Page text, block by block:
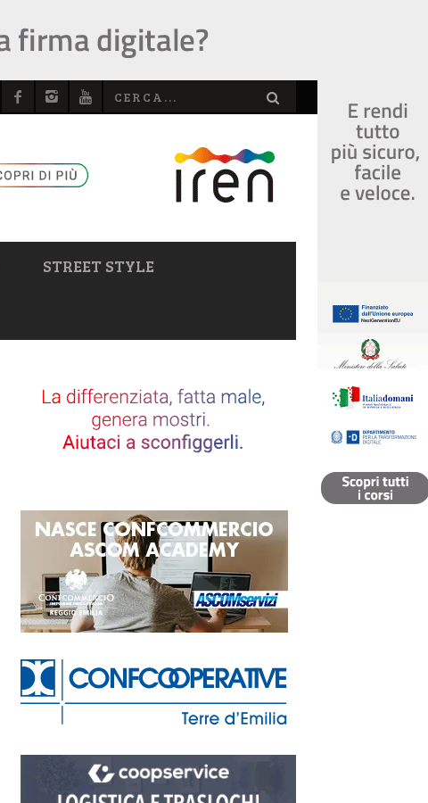
STREET STYLE